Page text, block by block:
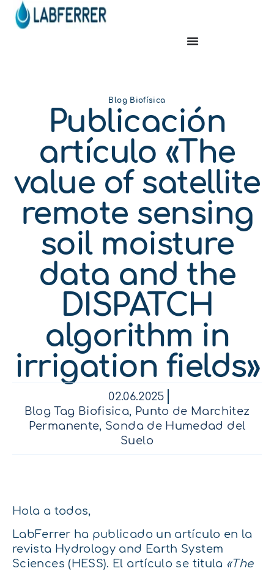
Blog Biofísica
Publicación
artículo «The
value of satellite
remote sensing
soil moisture
data and the
DISPATCH
algorithm in
irrigation fields»
02.06.2025
Blog Tag Biofisica, Punto de Marchitez
Permanente, Sonda de Humedad del
Suelo
Hola a todos,
LabFerrer ha publicado un artículo en la
revista Hydrology and Earth System
Sciences (HESS). El artículo se titula «The